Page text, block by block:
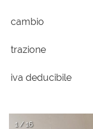
cambio
trazione
iva deducibile
1 / 16